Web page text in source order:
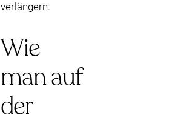
verlängern.
Wie
man auf
der